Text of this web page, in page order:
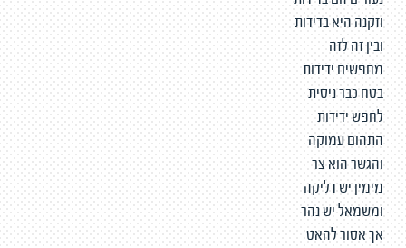
וזקנה היא בדידות
ובין זה לזה
מחפשים ידידות
בטח כבר ניסית
לחפש ידידות
התהום עמוקה
והגשר הוא צר
מימין יש דליקה
ומשמאל יש נהר
אך אסור להאט